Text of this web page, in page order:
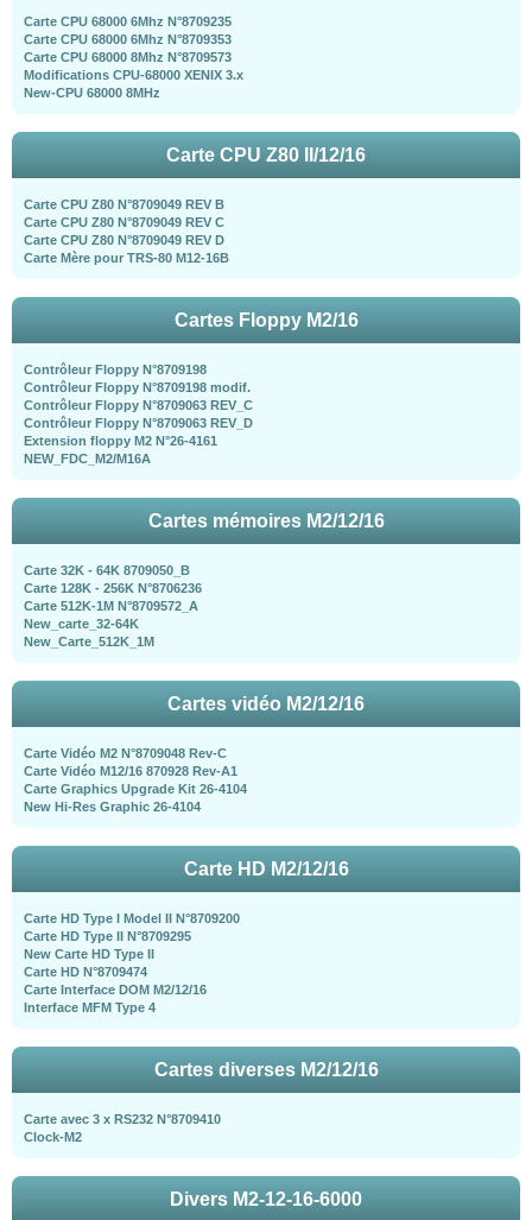
Carte CPU 68000 6Mhz N°8709235
Carte CPU 68000 6Mhz N°8709353
Carte CPU 68000 8Mhz N°8709573
Modifications CPU-68000 XENIX 3.x
New-CPU 68000 8MHz
Carte CPU Z80 II/12/16
Carte CPU Z80 N°8709049 REV B
Carte CPU Z80 N°8709049 REV C
Carte CPU Z80 N°8709049 REV D
Carte Mère pour TRS-80 M12-16B
Cartes Floppy M2/16
Contrôleur Floppy N°8709198
Contrôleur Floppy N°8709198 modif.
Contrôleur Floppy N°8709063 REV_C
Contrôleur Floppy N°8709063 REV_D
Extension floppy M2 N°26-4161
NEW_FDC_M2/M16A
Cartes mémoires M2/12/16
Carte 32K - 64K 8709050_B
Carte 128K - 256K N°8706236
Carte 512K-1M N°8709572_A
New_carte_32-64K
New_Carte_512K_1M
Cartes vidéo M2/12/16
Carte Vidéo M2 N°8709048 Rev-C
Carte Vidéo M12/16 870928 Rev-A1
Carte Graphics Upgrade Kit 26-4104
New Hi-Res Graphic 26-4104
Carte HD M2/12/16
Carte HD Type I Model II N°8709200
Carte HD Type II N°8709295
New Carte HD Type II
Carte HD N°8709474
Carte Interface DOM M2/12/16
Interface MFM Type 4
Cartes diverses M2/12/16
Carte avec 3 x RS232 N°8709410
Clock-M2
Divers M2-12-16-6000